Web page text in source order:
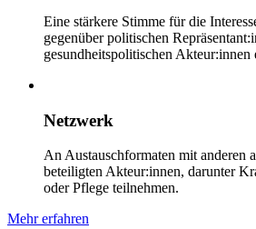
Eine stärkere Stimme für die
gegenüber politischen
gesundheitspolitischen Akteur:innen
Netzwerk
An Austauschformaten mit anderen
beteiligten Akteur:innen, darunter
oder Pflege teilnehmen.
Mehr erfahren